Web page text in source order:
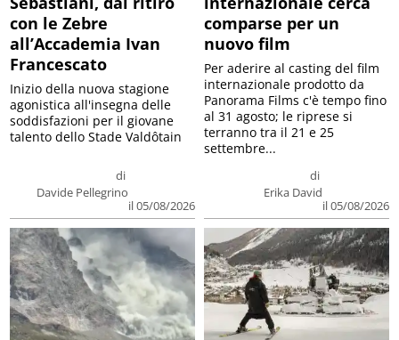
con le Zebre
all’Accademia Ivan
Francescato
di
Davide Pellegrino
il 05/08/2026
Inizio della nuova stagione
agonistica all'insegna delle
soddisfazioni per il giovane
talento dello Stade Valdôtain
comparse per un
nuovo film
di
Erika David
il 05/08/2026
Per aderire al casting del film
internazionale prodotto da
Panorama Films c'è tempo fino
al 31 agosto; le riprese si
terranno tra il 21 e 25
settembre...